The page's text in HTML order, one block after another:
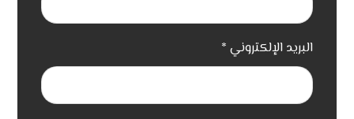
البريد الإلكتروني *